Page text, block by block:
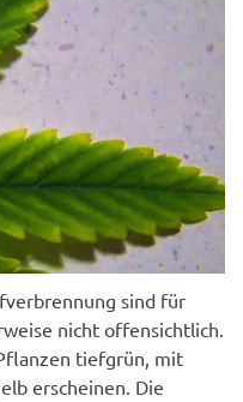
sind für
nicht offensichtlich.
tiefgrün, mit
erscheinen. Die